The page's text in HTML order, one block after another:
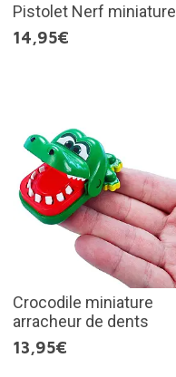
Pistolet Nerf miniature
14,95€
Crocodile miniature
arracheur de dents
13,95€